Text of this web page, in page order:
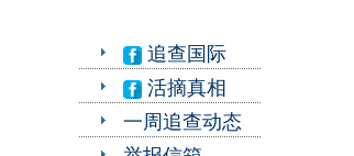
追查国际
活摘真相
一周追查动态